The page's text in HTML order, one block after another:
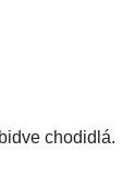
chodidlá.